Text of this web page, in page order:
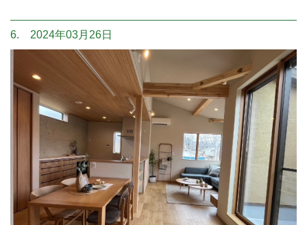
6. 2024年03月26日